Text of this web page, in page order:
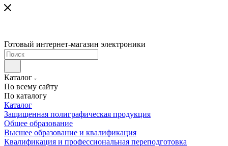
Готовый интернет-магазин электроники
Каталог
По всему сайту
По каталогу
Каталог
Защищенная полиграфическая продукция
Общее образование
Высшее образование и квалификация
Квалификация и профессиональная переподготовка